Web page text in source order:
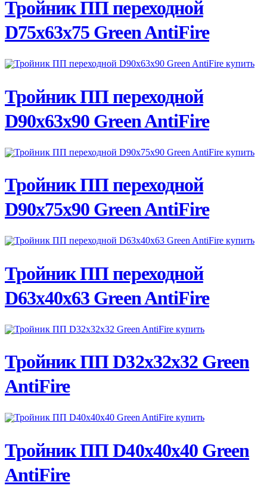
Тройник ПП переходной
D75х63х75 Green AntiFire
Тройник ПП переходной
D90х63х90 Green AntiFire
Тройник ПП переходной
D90х75х90 Green AntiFire
Тройник ПП переходной
D63х40х63 Green AntiFire
Тройник ПП D32х32х32 Green
AntiFire
Тройник ПП D40х40х40 Green
AntiFire